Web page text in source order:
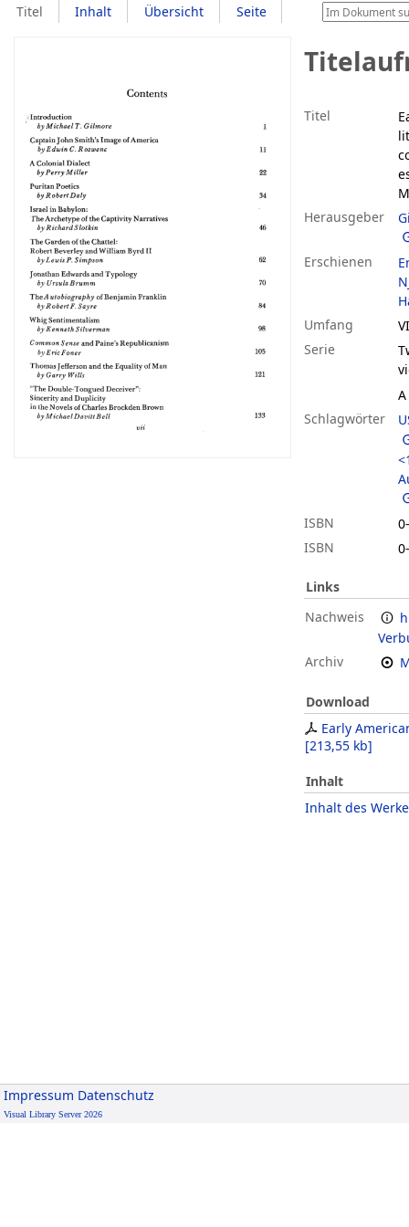
Titel Inhalt Übersicht Seite
Titel
Herausgeber
Erschienen
Umfang
Serie
Schlagwörter
ISBN
ISBN
Links
Nachweis
Archiv
Download
Early
[213,55 kb]
Inhalt
Inhalt des
Impressum Datenschutz
Visual Library Server 2026